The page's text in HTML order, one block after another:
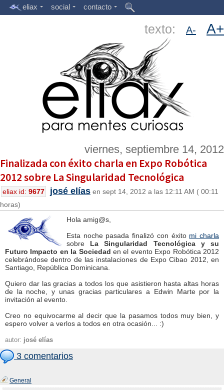
eliax social contacto
texto: A- A+
viernes, septiembre 14, 2012
Finalizada con éxito charla en Expo Robótica
2012 sobre La Singularidad Tecnológica
eliax id: 9677 josé elías en sept 14, 2012 a las 12:11 AM ( 00:11
horas)
Hola amig@s,
Esta noche pasada finalizó con éxito mi charla
sobre La Singularidad Tecnológica y su
Futuro Impacto en la Sociedad en el evento Expo Robótica 2012
celebrándose dentro de las instalaciones de Expo Cibao 2012, en
Santiago, República Dominicana.
Quiero dar las gracias a todos los que asistieron hasta altas horas
de la noche, y unas gracias particulares a Edwin Marte por la
invitación al evento.
Creo no equivocarme al decir que la pasamos todos muy bien, y
espero volver a verlos a todos en otra ocasión... :)
autor: josé elías
3 comentarios
General